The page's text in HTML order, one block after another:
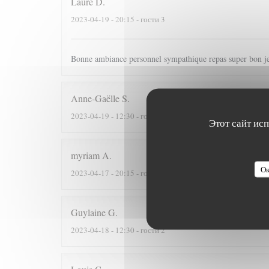
Этот сайт
2023-04-19 - 20:15 - гости 3
Bonne ambiance personnel sympathique repas super bon
Anne-Gaëlle S
2023-04-19 - 12:30 - гости 3
myriam A
2023-04-17 - 20:15 - гости 2
GuylaineG
2023-04-18 - 12:30 - гости 2